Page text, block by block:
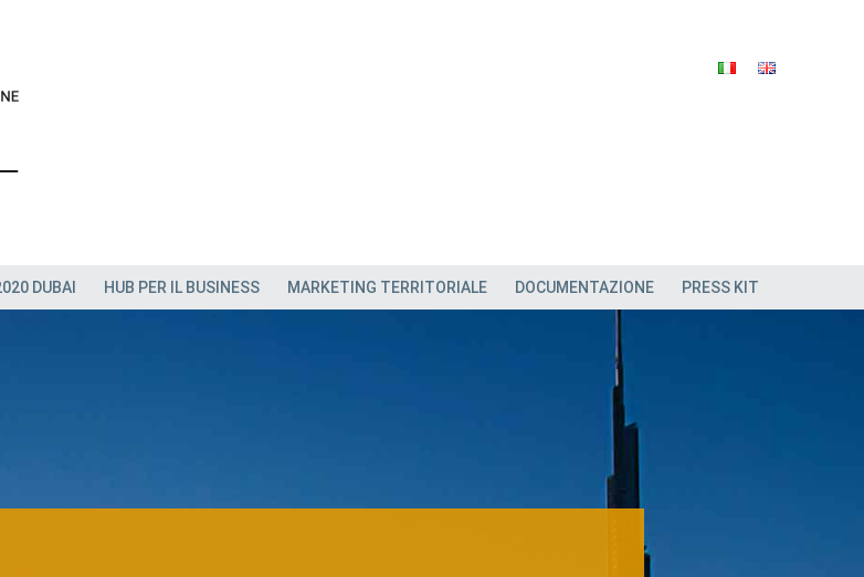
DUBAI HUB PER IL BUSINESS MARKETING TERRITORIALE DOCUMENTAZIONE PRESS KIT